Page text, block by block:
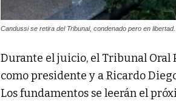
Candussi se retira del Tribunal, condenado pero en
Durante el juicio, el Tribunal Oral
como presidente y a Ricardo
Los fundamentos se leerán el